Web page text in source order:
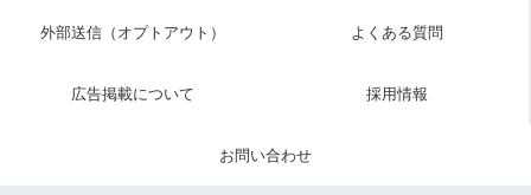
出発までは気ままに
外部送信（オプトアウト） よくある質問
広告掲載について 採用情報
お問い合わせ